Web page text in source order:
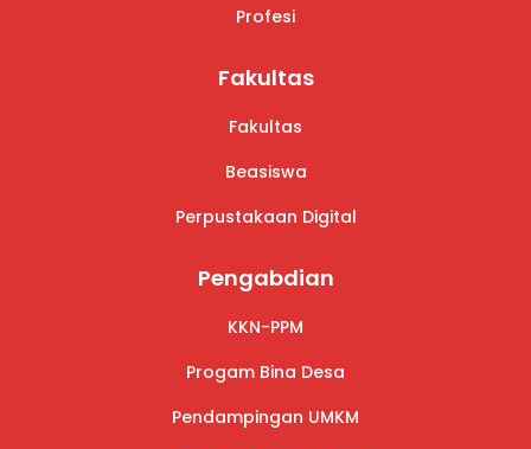
Profesi
Fakultas
Fakultas
Beasiswa
Perpustakaan Digital
Pengabdian
KKN-PPM
Progam Bina Desa
Pendampingan UMKM